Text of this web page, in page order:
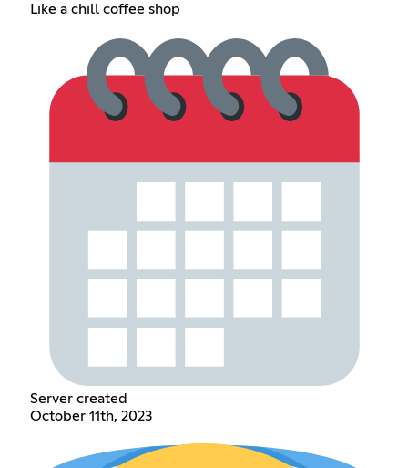
Like a chill coffee shop
Server created
October 11th, 2023